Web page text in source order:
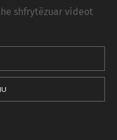
shfrytëzuar videot